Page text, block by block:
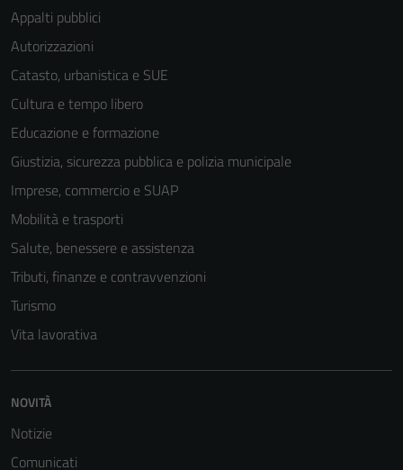
Appalti pubblici
Autorizzazioni
Catasto, urbanistica e SUE
Cultura e tempo libero
Educazione e formazione
Giustizia, sicurezza pubblica e polizia municipale
Imprese, commercio e SUAP
Mobilità e trasporti
Salute, benessere e assistenza
Tributi, finanze e contravvenzioni
Turismo
Vita lavorativa
NOVITÀ
Notizie
Comunicati